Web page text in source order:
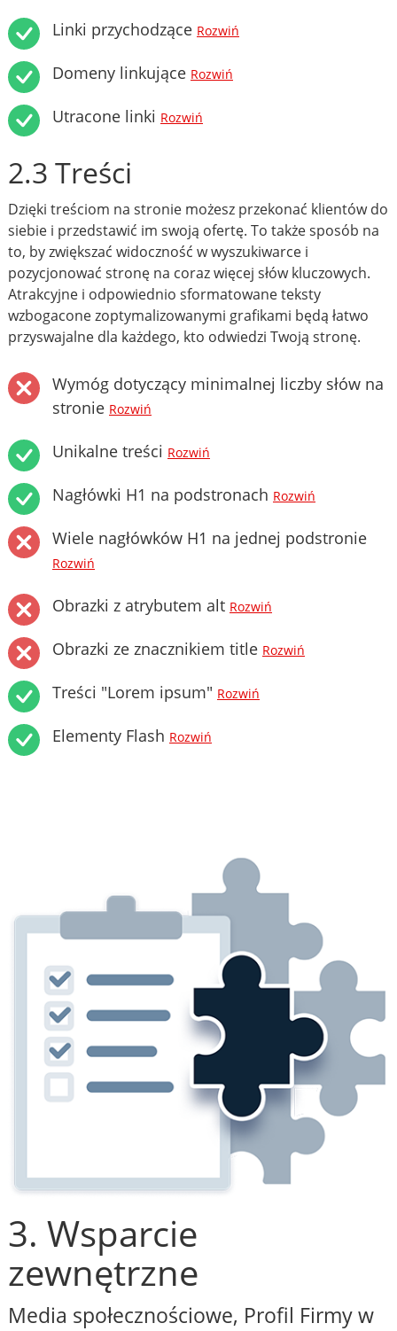
Linki przychodzące Rozwiń
Domeny linkujące Rozwiń
Utracone linki Rozwiń
2.3 Treści
Dzięki treściom na stronie możesz przekonać klientów do
siebie i przedstawić im swoją ofertę. To także sposób na
to, by zwiększać widoczność w wyszukiwarce i
pozycjonować stronę na coraz więcej słów kluczowych.
Atrakcyjne i odpowiednio sformatowane teksty
wzbogacone zoptymalizowanymi grafikami będą łatwo
przyswajalne dla każdego, kto odwiedzi Twoją stronę.
Wymóg dotyczący minimalnej liczby słów na
stronie Rozwiń
Unikalne treści Rozwiń
Nagłówki H1 na podstronach Rozwiń
Wiele nagłówków H1 na jednej podstronie
Rozwiń
Obrazki z atrybutem alt Rozwiń
Obrazki ze znacznikiem title Rozwiń
Treści "Lorem ipsum" Rozwiń
Elementy Flash Rozwiń
3. Wsparcie
zewnętrzne
Media społecznościowe, Profil Firmy w